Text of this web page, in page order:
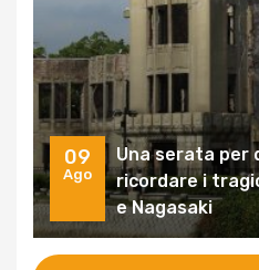
09
Ago
Una serata per
ricordare i
e Nagasaki